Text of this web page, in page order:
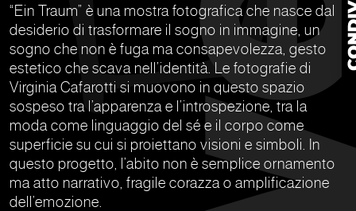
“Ein Traum” è una mostra fotografica che nasce dal
desiderio di trasformare il sogno in immagine, un
sogno che non è fuga ma consapevolezza, gesto
estetico che scava nell’identità. Le fotografie di
Virginia Cafarotti si muovono in questo spazio
sospeso tra l’apparenza e l’introspezione, tra la
moda come linguaggio del sé e il corpo come
superficie su cui si proiettano visioni e simboli. In
questo progetto, l’abito non è semplice ornamento
ma atto narrativo, fragile corazza o amplificazione
dell’emozione.